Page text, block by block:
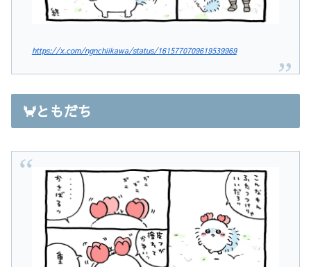
https://x.com/ngnchiikawa/status/1615770709619539969
🦀ともだち